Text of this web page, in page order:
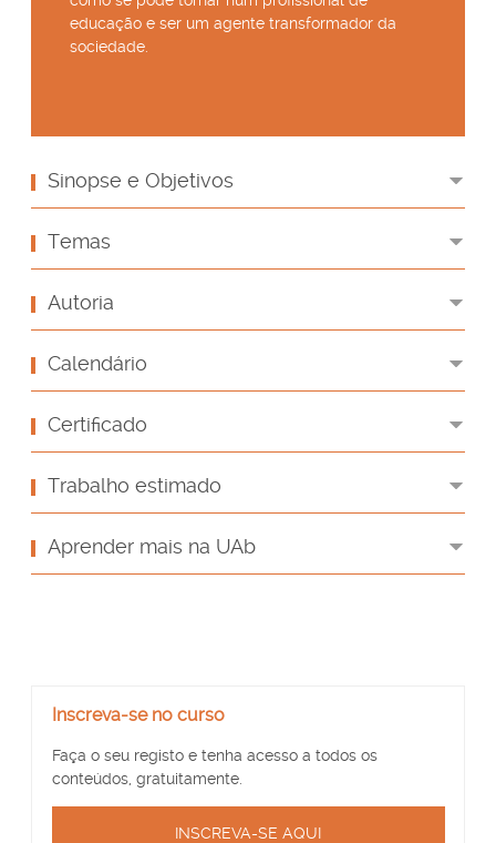
educação e ser um agente transformador da
sociedade.
Sinopse e Objetivos
Temas
Autoria
Calendário
Certificado
Trabalho estimado
Aprender mais na UAb
Inscreva-
curso
Inscreva-se no curso
Faça o seu registo e tenha acesso a todos os
conteúdos, gratuitamente.
INSCREVA-SE AQUI